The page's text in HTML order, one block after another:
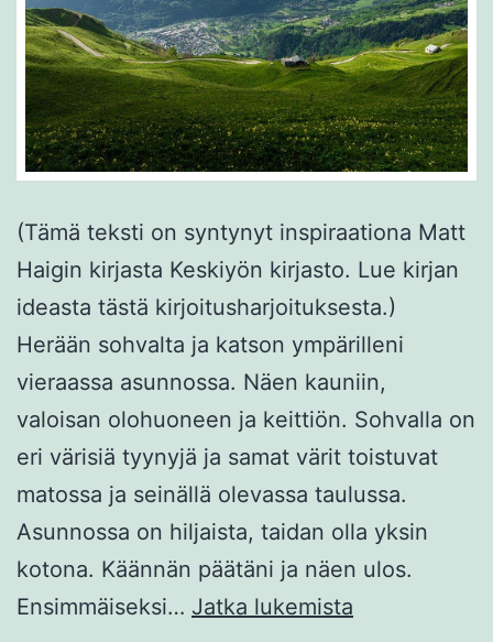
(Tämä teksti on syntynyt inspiraationa Matt
Haigin kirjasta Keskiyön kirjasto. Lue kirjan
ideasta tästä kirjoitusharjoituksesta.)
Herään sohvalta ja katson ympärilleni
vieraassa asunnossa. Näen kauniin,
valoisan olohuoneen ja keittiön. Sohvalla on
eri värisiä tyynyjä ja samat värit toistuvat
matossa ja seinällä olevassa taulussa.
Asunnossa on hiljaista, taidan olla yksin
kotona. Käännän päätäni ja näen ulos.
Ensimmäiseksi… Jatka lukemista